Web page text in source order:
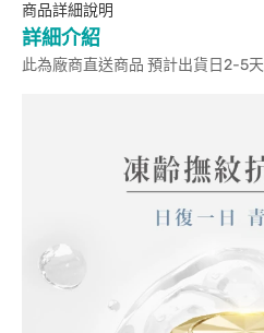
商品詳細說明
詳細介紹
此為廠商直送商品 預計出貨日2-5天